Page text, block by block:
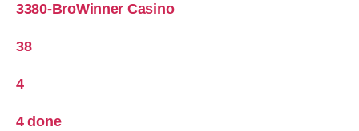
3380-BroWinner Casino
38
4
4 done